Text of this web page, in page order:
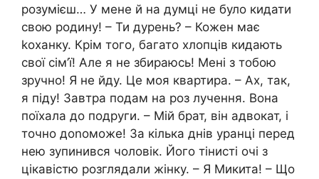
розумієш… У мене й на думці не було кидати
свою родину! – Ти дурень? – Кожен має
kоханку. Крім того, багато хлопців кидають
свої сім’ї! Але я не збираюсь! Мені з тобою
зручно! Я не йду. Це моя квартира. – Ах, так,
я піду! Завтра подам на роз лучення. Вона
поїхала до подруги. – Мій брат, він адвокат, і
точно доnоможе! За кілька днів уранці перед
нею зупинився чоловік. Його тінисті очі з
цікавістю розглядали жінку. – Я Микита! – Що